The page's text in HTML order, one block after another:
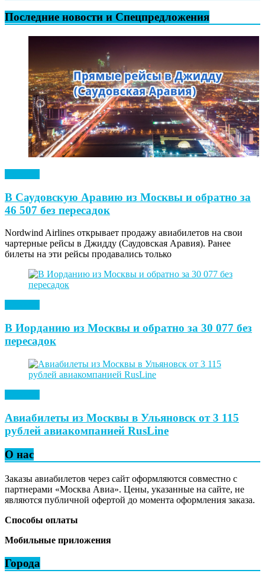
Последние новости и Спецпредложения
В Саудовскую Аравию из Москвы и обратно за
46 507 без пересадок
Nordwind Airlines открывает продажу авиабилетов на свои
чартерные рейсы в Джидду (Саудовская Аравия). Ранее
билеты на эти рейсы продавались только
В Иорданию из Москвы и обратно за 30 077 без
пересадок
Авиабилеты из Москвы в Ульяновск от 3 115
рублей авиакомпанией RusLine
О нас
Заказы авиабилетов через сайт оформляются совместно с
партнерами «Москва Авиа». Цены, указанные на сайте, не
являются публичной офертой до момента оформления заказа.
Способы оплаты
Мобильные приложения
Города